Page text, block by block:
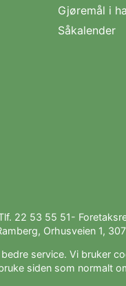
Gjøremål i
Såkalender
22 53 55 51-
Orhusveien 1,
service. Vi bruker
siden som normalt